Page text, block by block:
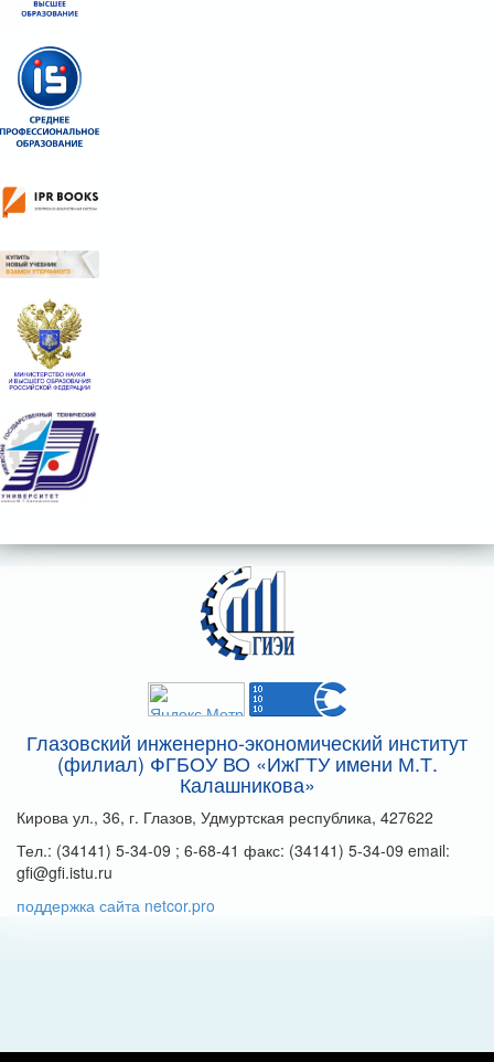
Глазовский инженерно-экономический институт
(филиал) ФГБОУ ВО «ИжГТУ имени М.Т.
Калашникова»
Кирова ул., 36, г. Глазов, Удмуртская республика, 427622
Тел.: (34141) 5-34-09 ; 6-68-41 факс: (34141) 5-34-09 email:
gfi@gfi.istu.ru
поддержка сайта netcor.pro